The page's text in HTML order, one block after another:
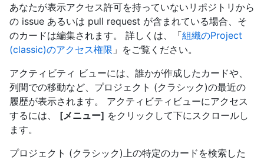
あなたが表示アクセス許可を持っていないリポジトリから
の issue あるいは pull request が含まれている場合、そ
のカードは編集されます。 詳しくは、「組織のProject
(classic)のアクセス権限 」をご覧ください。
アクティビティ ビューには、誰かが作成したカードや、
列間での移動など、プロジェクト (クラシック)の最近の
履歴が表示されます。 アクティビティビューにアクセス
するには、 [メニュー] をクリックして下にスクロールし
ます。
プロジェクト (クラシック)上の特定のカードを検索した